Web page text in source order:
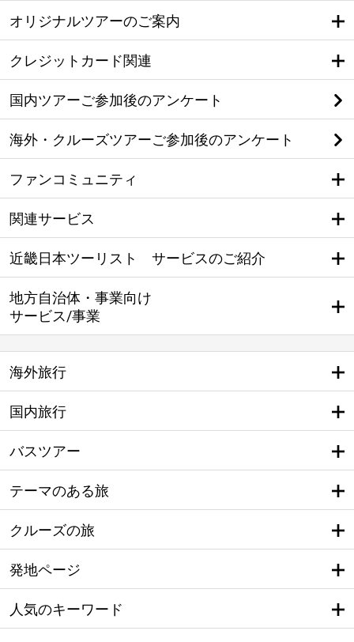
オリジナルツアーのご案内
クレジットカード関連
国内ツアーご参加後のアンケート
海外・クルーズツアーご参加後のアンケート
ファンコミュニティ
関連サービス
近畿日本ツーリスト サービスのご紹介
地方自治体・事業向け
サービス/事業
海外旅行
国内旅行
バスツアー
テーマのある旅
クルーズの旅
発地ページ
人気のキーワード